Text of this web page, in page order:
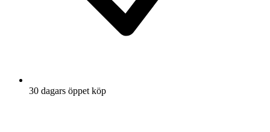
30 dagars öppet köp